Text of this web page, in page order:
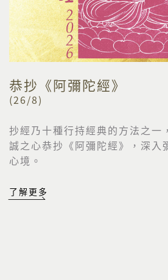
恭抄《阿彌陀經》
(26/8)
抄經乃十種行持經典的方法之一
誠之心恭抄《阿彌陀經》，深入
心境。
了解更多